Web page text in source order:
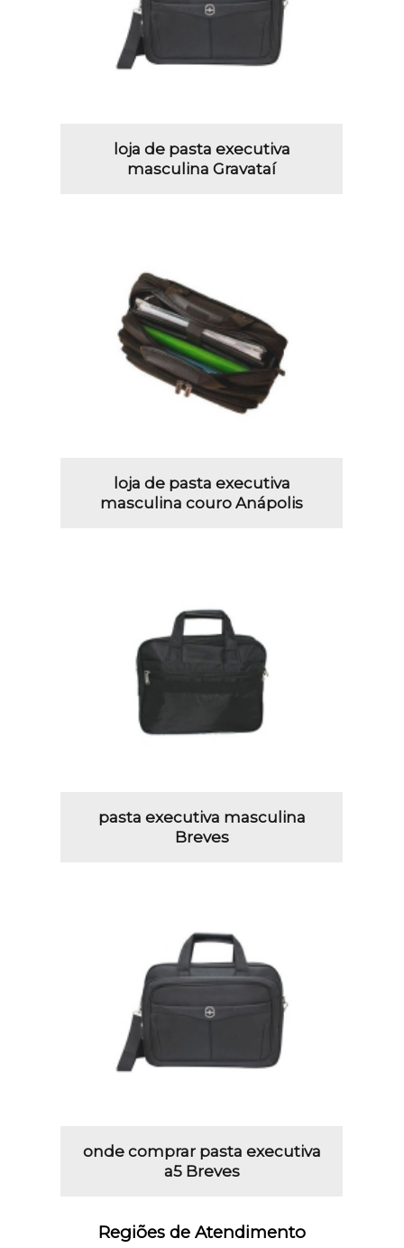
loja de pasta executiva
masculina Gravataí
loja de pasta executiva
masculina couro Anápolis
pasta executiva masculina
Breves
onde comprar pasta executiva
a5 Breves
Regiões de Atendimento